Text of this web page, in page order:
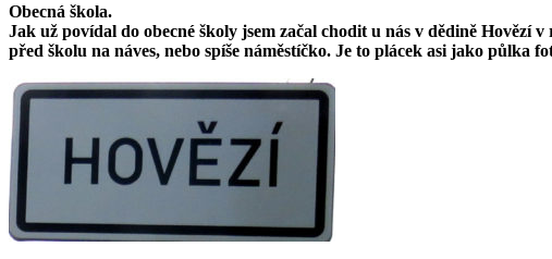
Obecná škola.
Jak už povídal do obecné školy jsem začal chodit u nás v dědině
před školu na náves, nebo spíše náměstíčko. Je to plácek asi jako půlka